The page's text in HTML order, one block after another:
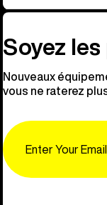
Soyez
Nouveaux
vous ne raterez